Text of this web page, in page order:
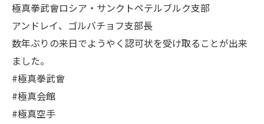
極真拳武會ロシア・サンクトペテルブルク支部
アンドレイ、ゴルバチョフ支部長
数年ぶりの来日でようやく認可状を受け取ることが出来
ました。
#極真拳武會
#極真会館
#極真空手